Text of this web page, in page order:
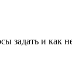
задать и как